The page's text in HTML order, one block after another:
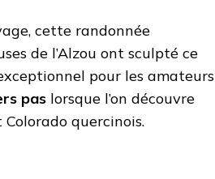
cette randonnée
de l’Alzou ont sculpté ce
pour les amateurs
pas lorsque l’on découvre
quercinois.